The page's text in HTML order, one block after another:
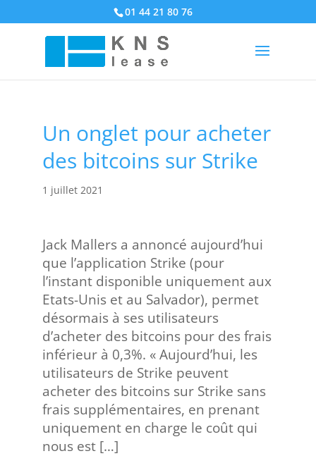
01 44 21 80 76
Un onglet pour acheter
des bitcoins sur Strike
1 juillet 2021
Jack Mallers a annoncé aujourd’hui
que l’application Strike (pour
l’instant disponible uniquement aux
Etats-Unis et au Salvador), permet
désormais à ses utilisateurs
d’acheter des bitcoins pour des frais
inférieur à 0,3%. « Aujourd’hui, les
utilisateurs de Strike peuvent
acheter des bitcoins sur Strike sans
frais supplémentaires, en prenant
uniquement en charge le coût qui
nous est […]